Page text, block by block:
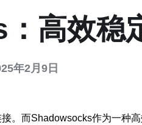
高效稳
年2月9日
。而Shadowsocks作为一种